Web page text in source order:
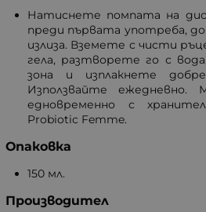
Натиснете помпата на
преди първата употреба,
излиза. Вземете с чисти
гела, разтворете го с
зона и изплакнете
Използвайте ежедневно.
едновременно с
Probiotic Femme.
Опаковка
150 мл.
Производител